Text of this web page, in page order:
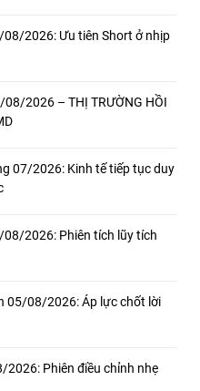
2026: Ưu tiên Short ở nhịp
08/2026 – THỊ TRƯỜNG HỒI
07/2026: Kinh tế tiếp tục duy
2026: Phiên tích lũy tích
05/08/2026: Áp lực chốt lời
2026: Phiên điều chỉnh nhẹ